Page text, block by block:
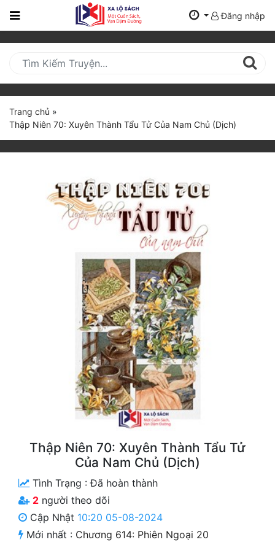
Trang
Mới
Cập
Nhật
(current)
Xa Lộ Dịch
Cung Đấu
Cổ Tiên Hiệp
Đăng nhập
Trang chủ »
Thập Niên 70: Xuyên Thành Tẩu Tử Của Nam Chủ (Dịch)
Thập Niên 70: Xuyên Thành Tẩu Tử
Của Nam Chủ (Dịch)
Tình Trạng :Đã hoàn thành
2 người theo dõi
Cập Nhật 10:20 05-08-2024
Mới nhất : Chương 614: Phiên Ngoại 20